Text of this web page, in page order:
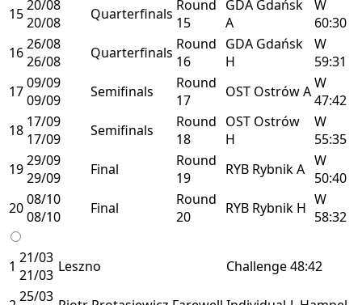
1520/08
20/08
Quarterfinals Round
15
GDA Gdańsk
A
W
60:30
1626/08
26/08
Quarterfinals Round
16
GDA Gdańsk
H
W
59:31
1709/09
09/09
Semifinals
Round
17
OST OstrówAW
47:42
18 17/09
17/09
Semifinals
Round
18
OST Ostrów
H
W
55:35
1929/09
29/09
Final
Round
19
RYB RybnikA W
50:40
2008/10
08/10
Final
Round
20
RYB Rybnik H W
58:32
1 21/03
21/03 Leszno Challenge48:42
25/03